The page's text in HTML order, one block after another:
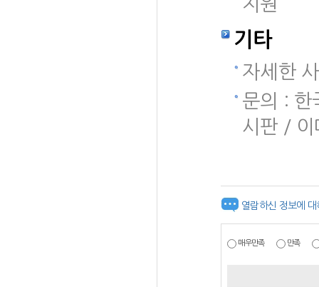
지원
기타
자세한
문의 :
시판 /
열람하신 정보에
매우만족 만족